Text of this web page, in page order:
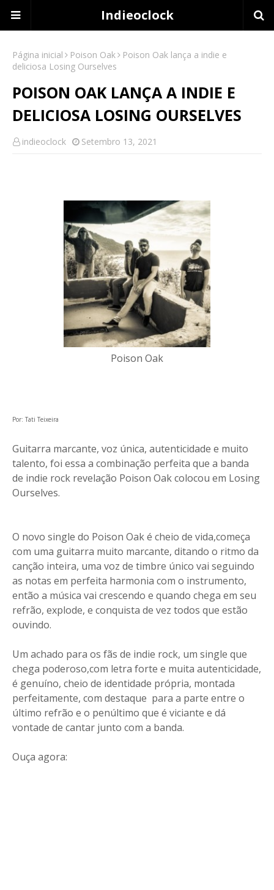
Indieoclock
Página inicial Poison Oak
Poison Oak lança a indie e
deliciosa Losing Ourselves
POISON OAK LANÇA A INDIE E
DELICIOSA LOSING OURSELVES
indieoclock Setembro 13, 2021
Poison Oak
Por: Tati Teixeira
Guitarra marcante, voz única, autenticidade e muito
talento, foi essa a combinação perfeita que a banda
de indie rock revelação Poison Oak colocou em Losing
Ourselves.
O novo single do Poison Oak é cheio de vida,começa
com uma guitarra muito marcante, ditando o ritmo da
canção inteira, uma voz de timbre único vai seguindo
as notas em perfeita harmonia com o instrumento,
então a música vai crescendo e quando chega em seu
refrão, explode, e conquista de vez todos que estão
ouvindo.
Um achado para os fãs de indie rock, um single que
chega poderoso,com letra forte e muita autenticidade,
é genuíno, cheio de identidade própria, montada
perfeitamente, com destaque para a parte entre o
último refrão e o penúltimo que é viciante e dá
vontade de cantar junto com a banda.
Ouça agora: